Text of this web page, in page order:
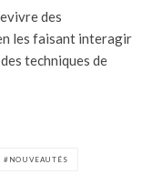
des
les faisant interagir
techniques de
NOUVEAUTÉS